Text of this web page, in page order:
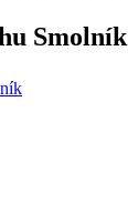
Smolník